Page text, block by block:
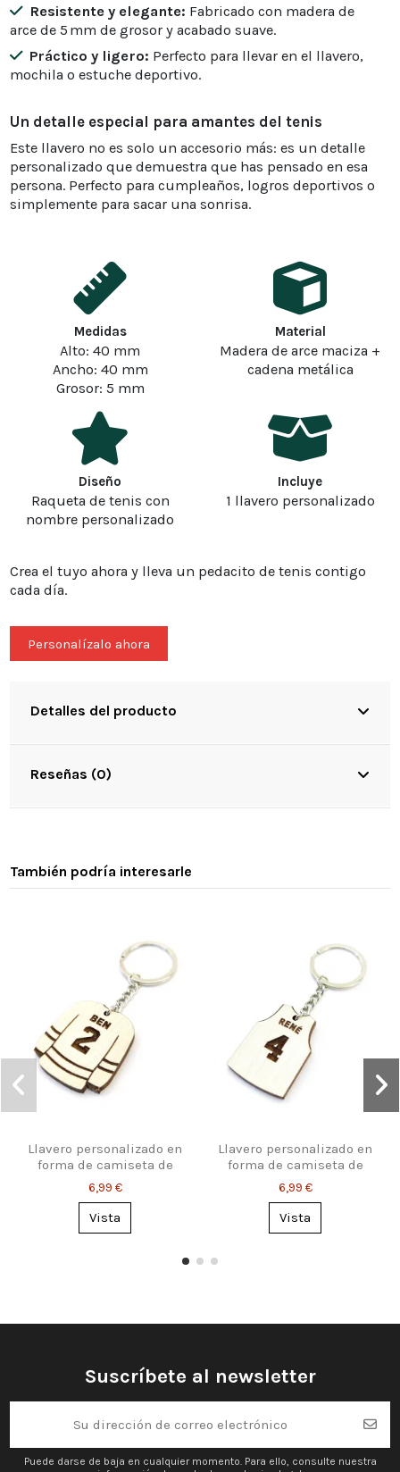
Resistente y elegante: Fabricado con madera de
arce de 5 mm de grosor y acabado suave.
Práctico y ligero: Perfecto para llevar en el llavero,
mochila o estuche deportivo.
Un detalle especial para amantes del tenis
Este llavero no es solo un accesorio más: es un detalle
personalizado que demuestra que has pensado en esa
persona. Perfecto para cumpleaños, logros deportivos o
simplemente para sacar una sonrisa.
Medidas
Alto: 40 mm
Ancho: 40 mm
Grosor: 5 mm
Material
Madera de arce maciza +
cadena metálica
Diseño
Raqueta de tenis con
nombre personalizado
Incluye
1 llavero personalizado
Crea el tuyo ahora y lleva un pedacito de tenis contigo
cada día.
Personalízalo ahora
Detalles del producto
Reseñas (0)
También podría interesarle
Llavero personalizado en
forma de camiseta de
hockey
6,99 €
Vista
Llavero personalizado en
forma de camiseta de
baloncesto
6,99 €
Vista
Suscríbete al newsletter
Puede darse de baja en cualquier momento. Para ello, consulte nuestra